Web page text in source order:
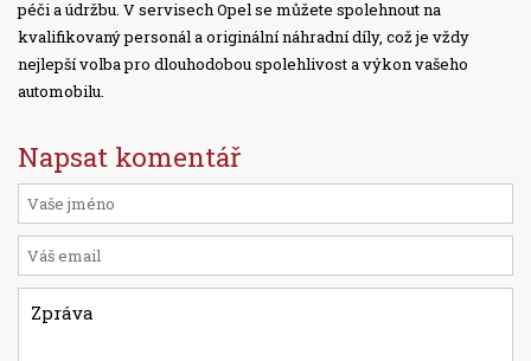
péči a údržbu. V servisech Opel se můžete spolehnout na
kvalifikovaný personál a originální náhradní díly, což je vždy
nejlepší volba pro dlouhodobou spolehlivost a výkon vašeho
automobilu.
Napsat komentář